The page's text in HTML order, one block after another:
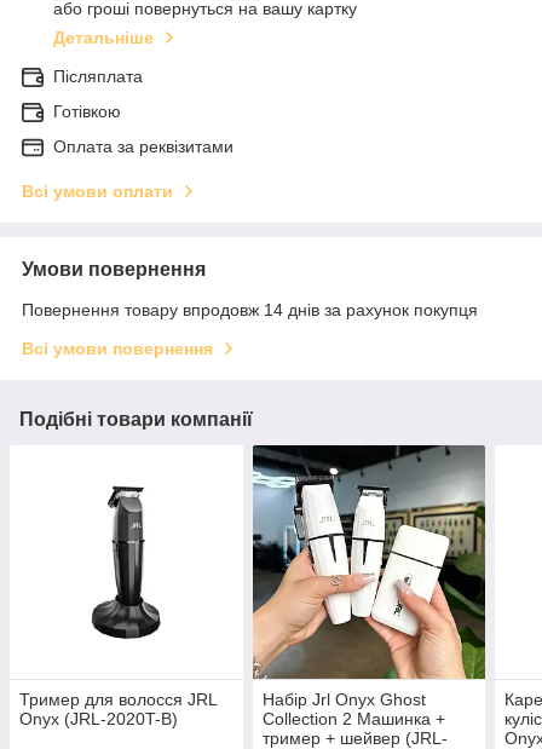
або гроші повернуться на вашу картку
Детальніше
Післяплата
Готівкою
Оплата за реквізитами
Всі умови оплати
Умови повернення
Повернення товару впродовж 14 днів за рахунок покупця
Всі умови повернення
Подібні товари компанії
Тример для волосся JRL
Onyx (JRL-2020T-B)
Набір Jrl Onyx Ghost
Collection 2 Машинка +
тример + шейвер (JRL-